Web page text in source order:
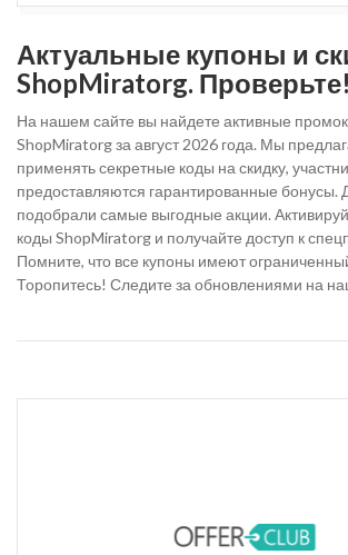
Актуальные купоны и
ShopMiratorg. Проверьте!
На нашем сайте вы найдете активные
ShopMiratorg за август 2026 года. Мы
применять секретные коды на скидку,
предоставляются гарантированные бонусы.
подобрали самые выгодные акции.
коды ShopMiratorg и получайте доступ к
Помните, что все купоны имеют
Торопитесь! Следите за обновлениями на